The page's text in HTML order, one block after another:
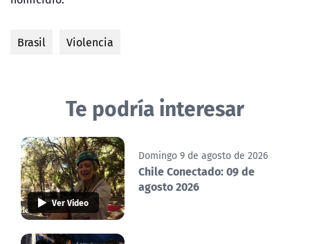
Brasil Violencia
Te podría interesar
Ver Video
Domingo 9 de agosto de 2026
Chile Conectado: 09 de
agosto 2026